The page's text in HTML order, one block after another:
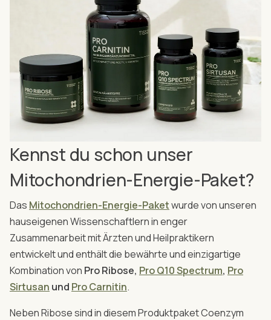
Kennst du schon unser
Mitochondrien-Energie-Paket?
Das Mitochondrien-Energie-Paketwurde von unseren
hauseigenen Wissenschaftlern in enger
Zusammenarbeit mit Ärzten und Heilpraktikern
entwickelt und enthält die bewährte und einzigartige
Kombination von Pro Ribose, Pro Q10 Spectrum, Pro
Sirtusan und Pro Carnitin.
Neben Ribose sind in diesem Produktpaket Coenzym